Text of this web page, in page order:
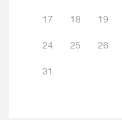
17 18 19
24 25 26
31